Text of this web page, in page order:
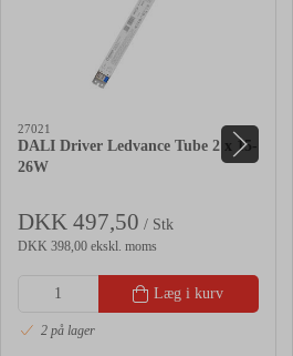
27021
DALI Driver Ledvance Tube 2 x 15-
26W
DKK 497,50 / Stk
DKK 398,00 ekskl. moms
Læg i kurv
2 på lager